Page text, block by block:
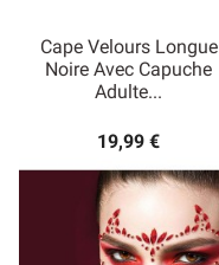
Cape Velours Longue
Noire Avec Capuche
Adulte...
19,99 €